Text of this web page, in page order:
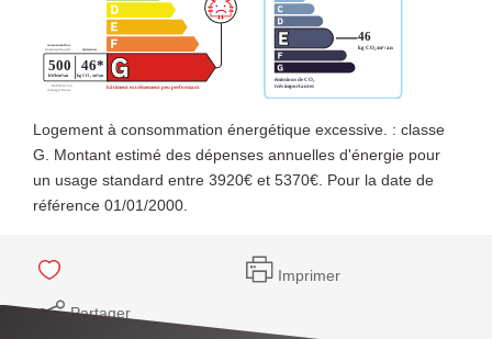
Logement à consommation énergétique excessive. : classe
G. Montant estimé des dépenses annuelles d'énergie pour
un usage standard entre 3920€ et 5370€. Pour la date de
référence 01/01/2000.
Imprimer
Partager